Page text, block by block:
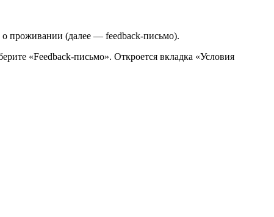
о проживании (далее — feedback-письмо).
«Feedback-письмо». Откроется вкладка «Условия